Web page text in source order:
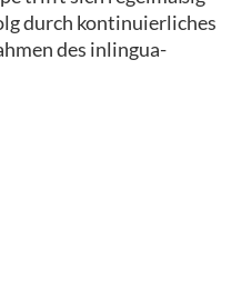
durch kontinuierliches
des inlingua-